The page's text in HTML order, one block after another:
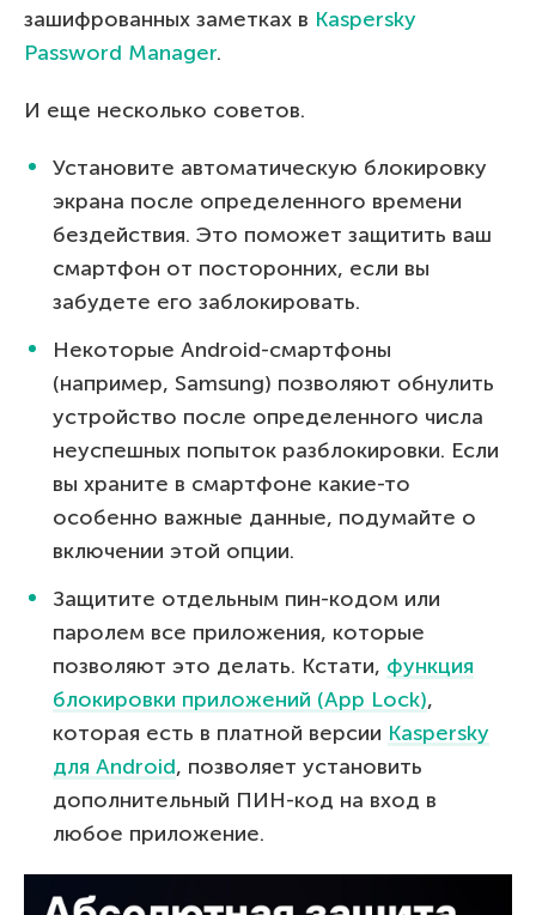
зашифрованных заметках в Kaspersky
Password Manager.
И еще несколько советов.
Установите автоматическую блокировку
экрана после определенного времени
бездействия. Это поможет защитить ваш
смартфон от посторонних, если вы
забудете его заблокировать.
Некоторые Android-смартфоны
(например, Samsung) позволяют обнулить
устройство после определенного числа
неуспешных попыток разблокировки. Если
вы храните в смартфоне какие-то
особенно важные данные, подумайте о
включении этой опции.
Защитите отдельным пин-кодом или
паролем все приложения, которые
позволяют это делать. Кстати, функция
блокировки приложений (App Lock),
которая есть в платной версии Kaspersky
для Android, позволяет установить
дополнительный ПИН-код на вход в
любое приложение.